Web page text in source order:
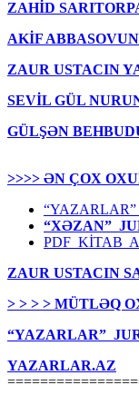
ZAHİD
AKİF
ZAUR USTACIN
SEVİL GÜL
GÜLŞƏN
>>>> ƏN ÇOX
“XƏZAN”
PDF KİTAB
ZAUR USTACIN
> > > > MÜTLƏQ
“YAZARLAR”
YAZARLAR.AZ